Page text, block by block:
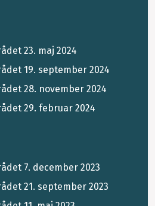
23. maj 2024
19. september 2024
28. november 2024
29. februar 2024
7. december 2023
21. september 2023